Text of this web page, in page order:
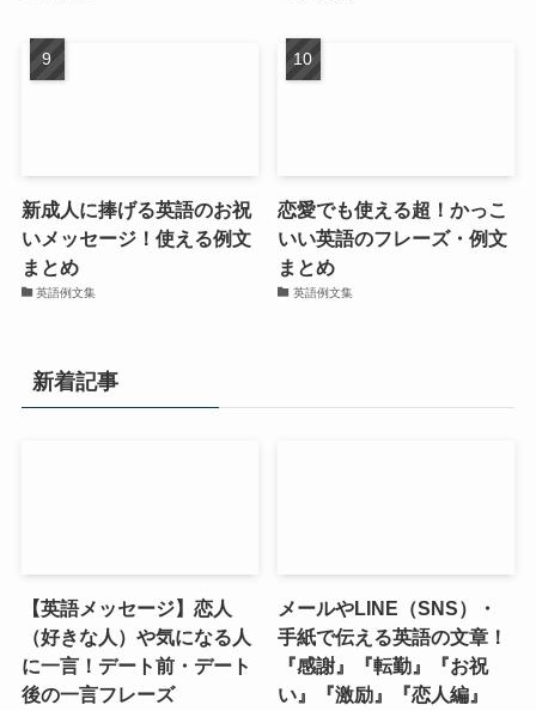
新成人に捧げる英語のお祝
いメッセージ！使える例文
まとめ
英語例文集
恋愛でも使える超！かっこ
いい英語のフレーズ・例文
まとめ
英語例文集
新着記事
【英語メッセージ】恋人
（好きな人）や気になる人
に一言！デート前・デート
後の一言フレーズ
メールやLINE（SNS）・
手紙で伝える英語の文章！
『感謝』『転勤』『お祝
い』『激励』『恋人編』